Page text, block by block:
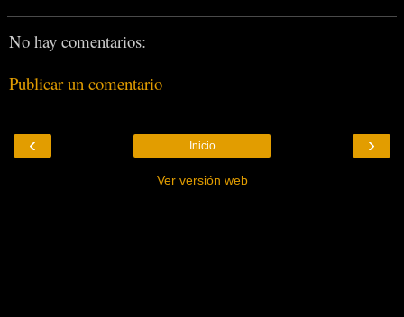
No hay comentarios:
Publicar un comentario
‹ ›
Inicio
Ver versión web